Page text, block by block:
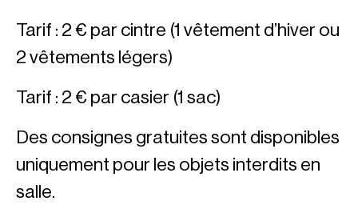
Tarif : 2 € par cintre (1 vêtement d’hiver ou
2 vêtements légers)
Tarif : 2 € par casier (1 sac)
Des consignes gratuites sont disponibles
uniquement pour les objets interdits en
salle.